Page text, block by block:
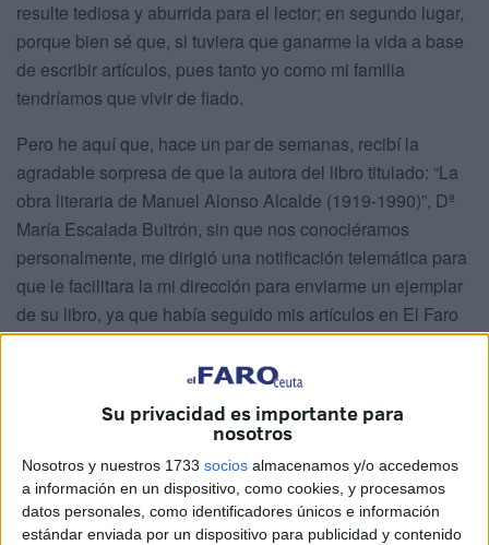
Su privacidad es importante para
nosotros
Nosotros y nuestros 1733 socios almacenamos y/o accedemos
a información en un dispositivo, como cookies, y procesamos
datos personales, como identificadores únicos e información
estándar enviada por un dispositivo para publicidad y contenido
resulte tediosa y aburrida para el lector; en segundo lugar,
porque bien sé que, si tuviera que ganarme la vida a base
de escribir artículos, pues tanto yo como mi familia
tendríamos que vivir de fiado.
Pero he aquí que, hace un par de semanas, recibí la
agradable sorpresa de que la autora del libro titulado: “La
obra literaria de Manuel Alonso Alcalde (1919-1990)”, Dª
María Escalada Buitrón, sin que nos conociéramos
personalmente, me dirigió una notificación telemática para
que le facilitara la mi dirección para enviarme un ejemplar
de su libro, ya que había seguido mis artículos en El Faro
de Ceuta y, por ello, conocía que yo había publicado varios
en los que me había referido a la vida y obra de don
A este último, tuve la doble suerte de conocerlo en Ceuta,
donde estuvo destinado de capitán del Cuerpo Jurídico del
Ejército desde 1948 hasta 1969, cuando ya ascendió a
general y marcho destinado a Madrid, aunque sin que me